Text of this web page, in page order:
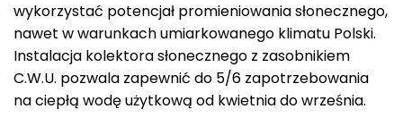
wykorzystać potencjał promieniowania słonecznego,
nawet w warunkach umiarkowanego klimatu Polski.
Instalacja kolektora słonecznego z zasobnikiem
C.W.U. pozwala zapewnić do 5/6 zapotrzebowania
na ciepłą wodę użytkową od kwietnia do września.